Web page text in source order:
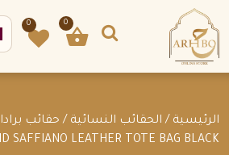
0
0
الرئيسية / الحقائب النسائية / حقائب برادا
SAFFIANO LEATHER TOTE BAG BLACK